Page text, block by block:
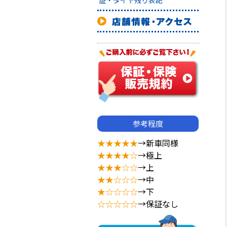
参考程度
★★★★★→新車同様
★★★★☆→極上
★★★☆☆→上
★★☆☆☆→中
★☆☆☆☆→下
☆☆☆☆☆→保証なし